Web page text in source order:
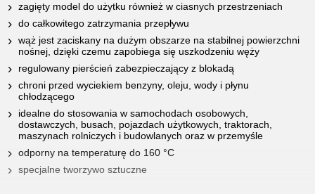
zagięty model do użytku również w ciasnych przestrzeniach
do całkowitego zatrzymania przepływu
wąż jest zaciskany na dużym obszarze na stabilnej powierzchni
nośnej, dzięki czemu zapobiega się uszkodzeniu węży
regulowany pierścień zabezpieczający z blokadą
chroni przed wyciekiem benzyny, oleju, wody i płynu
chłodzącego
idealne do stosowania w samochodach osobowych,
dostawczych, busach, pojazdach użytkowych, traktorach,
maszynach rolniczych i budowlanych oraz w przemyśle
odporny na temperaturę do 160 °C
specjalne tworzywo sztuczne